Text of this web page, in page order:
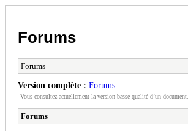
Forums
Forums
Version complète : Forums
Vous consultez actuellement la version basse qualité d’un document.
Forums